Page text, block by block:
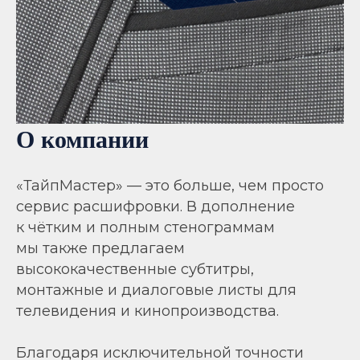
О компании
«ТайпМастер» — это больше, чем просто
сервис расшифровки. В дополнение
к чётким и полным стенограммам
мы также предлагаем
высококачественные субтитры,
монтажные и диалоговые листы для
телевидения и кинопроизводства.
Благодаря исключительной точности